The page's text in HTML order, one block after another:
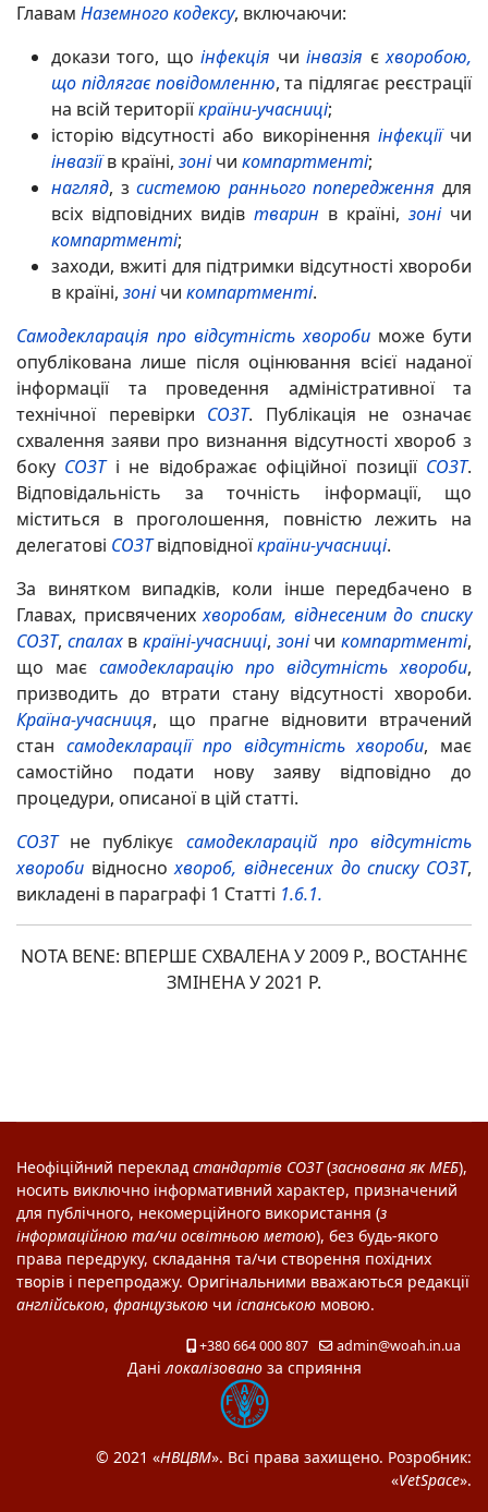
Главам Наземного кодексу, включаючи:
докази того, щоінфекція чиінвазія є хворобою,
що підлягає повідомленню, та підлягає реєстрації
на всій територіїкраїни-учасниці;
історію відсутності або викорінення інфекціїчи
інвазіїв країні, зоні чи компартменті;
нагляд, зсистемою раннього попередження для
всіх відповідних видів тварин в країні, зоні чи
компартменті;
заходи, вжиті для підтримки відсутності хвороби
в країні, зоні чи компартменті.
Самодекларація про відсутність хвороби може бути
опублікована лише після оцінювання всієї наданої
інформації та проведення адміністративної та
технічної перевірки СОЗТ. Публікація не означає
схвалення заяви про визнання відсутності хвороб з
боку СОЗТі не відображає офіційної позиції СОЗТ.
Відповідальність за точність інформації, що
міститься в проголошення, повністю лежить на
делегатові СОЗТвідповідноїкраїни-учасниці.
За винятком випадків, коли інше передбачено в
Главах, присвячениххворобам, віднесеним до списку
СОЗТ, спалахвкраїні-учасниці, зоні чи компартменті,
що має самодекларацію про відсутність хвороби,
призводить до втрати стану відсутності хвороби.
Країна-учасниця, що прагне відновити втрачений
стан самодекларації про відсутність хвороби, має
самостійно подати нову заяву відповідно до
процедури, описаної в цій статті.
СОЗТне публікує самодекларацій про відсутність
хвороби відноснохвороб, віднесених до списку СОЗТ,
викладені в параграфі 1 Статті 1.6.1.
NOTA BENE: ВПЕРШЕ СХВАЛЕНА У 2009 Р., ВОСТАННЄ
ЗМІНЕНА У 2021 Р.
Неофіційний переклад стандартів СОЗТ(заснована якМЕБ),
носить виключно інформативний характер, призначений
для публічного, некомерційного використання (з
інформаційною та/чи освітньою метою), без будь-якого
права передруку, складання та/чи створення похідних
творів і перепродажу. Оригінальними вважаються редакції
англійською, французькою чи іспанською мовою.
+380 664 000 807 admin@woah.in.ua
Данілокалізованоза сприяння
© 2021 «НВЦВМ». Всі права захищено. Розробник:
«VetSpace».